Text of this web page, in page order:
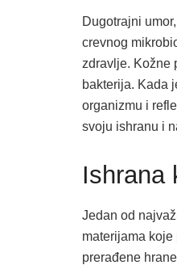
Dugotrajni
crevnog
zdravlje. Kožne
bakterija. Kada
organizmu i
svoju ishranu i
Ishrana
Jedan od
materijama
prerađene